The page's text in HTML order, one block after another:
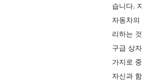
습니다.
자동차
리하는
구급 상
가지로
자신과